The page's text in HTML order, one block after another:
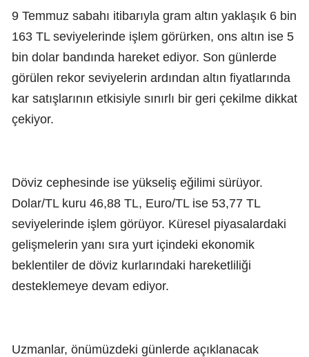
9 Temmuz sabahı itibarıyla gram altın yaklaşık 6 bin
163 TL seviyelerinde işlem görürken, ons altın ise 5
bin dolar bandında hareket ediyor. Son günlerde
görülen rekor seviyelerin ardından altın fiyatlarında
kar satışlarının etkisiyle sınırlı bir geri çekilme dikkat
çekiyor.
Döviz cephesinde ise yükseliş eğilimi sürüyor.
Dolar/TL kuru 46,88 TL, Euro/TL ise 53,77 TL
seviyelerinde işlem görüyor. Küresel piyasalardaki
gelişmelerin yanı sıra yurt içindeki ekonomik
beklentiler de döviz kurlarındaki hareketliliği
desteklemeye devam ediyor.
Uzmanlar, önümüzdeki günlerde açıklanacak